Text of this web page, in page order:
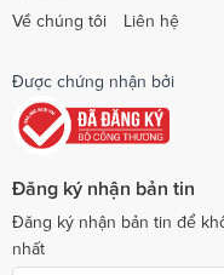
Về chúng tôi
Liên hệ
Được chứng nhận bởi
Đăng ký nhận bản tin
Đăng ký nhận bản tin để
nhất